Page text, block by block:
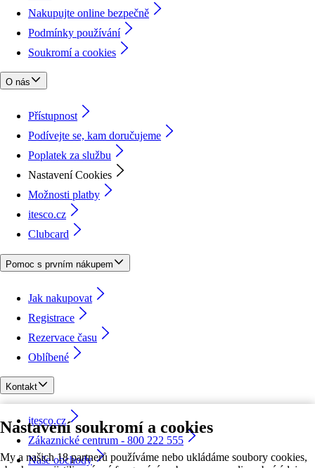
Nastavení soukromí a cookies
My a našich 18 partnerů používáme nebo ukládáme soubory cookies,
Nakupujte online bezpečně
Podmínky používání
Soukromí a cookies
O nás
Přístupnost
Podívejte se, kam doručujeme
Poplatek za službu
Nastavení Cookies
Možnosti platby
itesco.cz
Clubcard
Pomoc s prvním nákupem
Jak nakupovat
Registrace
Rezervace času
Oblíbené
Kontakt
itesco.cz
Zákaznické centrum - 800 222 555
Naše obchody